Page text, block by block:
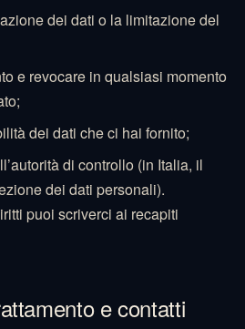
dei dati o la limitazione del
e revocare in qualsiasi momento
dei dati che ci hai fornito;
di controllo (in Italia, il
dei dati personali).
puoi scriverci ai recapiti
e contatti